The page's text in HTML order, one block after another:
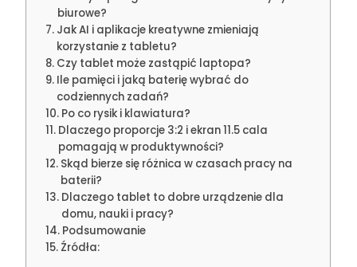
biurowe?
Jak AI i aplikacje kreatywne zmieniają
korzystanie z tabletu?
Czy tablet może zastąpić laptopa?
Ile pamięci i jaką baterię wybrać do
codziennych zadań?
Po co rysik i klawiatura?
Dlaczego proporcje 3:2 i ekran 11.5 cala
pomagają w produktywności?
Skąd bierze się różnica w czasach pracy na
baterii?
Dlaczego tablet to dobre urządzenie dla
domu, nauki i pracy?
Podsumowanie
Źródła: